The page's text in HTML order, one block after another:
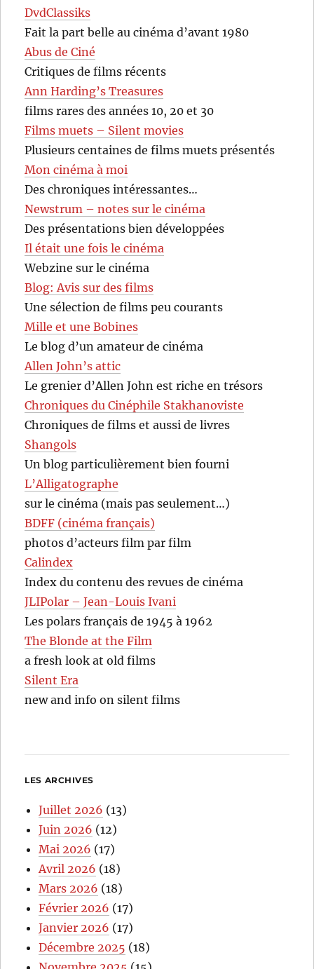
DvdClassiks
Fait la part belle au cinéma d’avant 1980
Abus de Ciné
Critiques de films récents
Ann Harding’s Treasures
films rares des années 10, 20 et 30
Films muets – Silent movies
Plusieurs centaines de films muets présentés
Mon cinéma à moi
Des chroniques intéressantes…
Newstrum – notes sur le cinéma
Des présentations bien développées
Il était une fois le cinéma
Webzine sur le cinéma
Blog: Avis sur des films
Une sélection de films peu courants
Mille et une Bobines
Le blog d’un amateur de cinéma
Allen John’s attic
Le grenier d’Allen John est riche en trésors
Chroniques du Cinéphile Stakhanoviste
Chroniques de films et aussi de livres
Shangols
Un blog particulièrement bien fourni
L’Alligatographe
sur le cinéma (mais pas seulement…)
BDFF (cinéma français)
photos d’acteurs film par film
Calindex
Index du contenu des revues de cinéma
JLIPolar – Jean-Louis Ivani
Les polars français de 1945 à 1962
The Blonde at the Film
a fresh look at old films
Silent Era
new and info on silent films
LES ARCHIVES
Juillet 2026 (13)
Juin 2026 (12)
Mai 2026 (17)
Avril 2026 (18)
Mars 2026 (18)
Février 2026 (17)
Janvier 2026 (17)
Décembre 2025 (18)